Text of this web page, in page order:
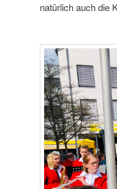
natürlich auch die